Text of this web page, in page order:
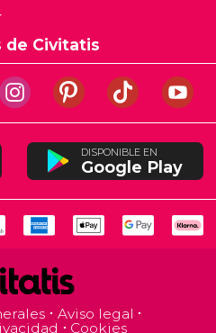
de Civitatis
DISPONIBLE EN
Google Play
Aviso legal
Cookies